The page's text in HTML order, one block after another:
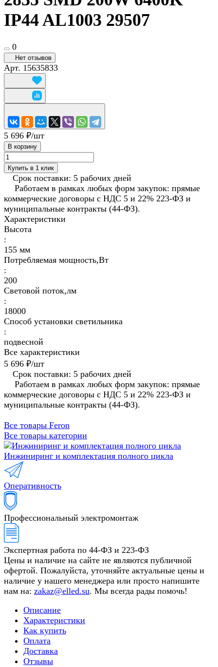
IP44 AL1003 29507
0
Нет отзывов
Арт. 15635833
5 696 ₽/шт
В корзину
Купить в 1 клик
Срок поставки: 5 рабочих дней
Работаем в рамках любых форм закупок: прямые
коммерческие договоры с НДС 5 и 22% 223-ФЗ и
муниципальные контракты (44-ФЗ).
Характеристики
Высота
:
155 мм
Потребляемая мощность,Вт
:
200
Световой поток,лм
:
18000
Способ установки светильника
:
подвесной
Все характеристики
5 696 ₽/шт
Срок поставки: 5 рабочих дней
Работаем в рамках любых форм закупок: прямые
коммерческие договоры с НДС 5 и 22% 223-ФЗ и
муниципальные контракты (44-ФЗ).
Все товары Feron
Все товары категории
Инжиниринг и комплектация полного цикла
Оперативность
Профессиональный электромонтаж
Экспертная работа по 44-ФЗ и 223-ФЗ
Цены и наличие на сайте не являются публичной
офертой. Пожалуйста, уточняйте актуальные цены и
наличие у нашего менеджера или просто напишите
нам на: zakaz@elled.su. Мы всегда рады помочь!
Описание
Характеристики
Как купить
Оплата
Доставка
Отзывы